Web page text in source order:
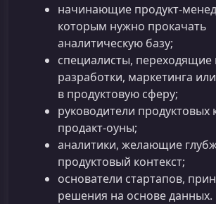
начинающие продукт-
которым нужно прокачать
аналитическую базу;
специалисты, переходящие
разработки, маркетинга
в продуктовую сферу;
руководители продуктовых
продакт-оуны;
аналитики, желающие
продуктовый контекст;
основатели стартапов,
решения на основе данных.